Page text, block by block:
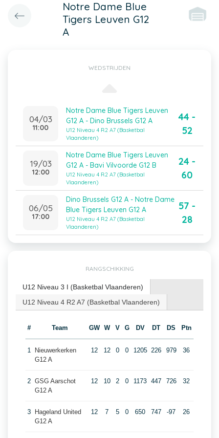
Notre Dame Blue
Tigers Leuven G12
A
WEDSTRIJDEN
04/03
11:00
Notre Dame Blue Tigers Leuven
G12 A - Dino Brussels G12 A
U12 Niveau 4 R2 A7 (Basketbal
Vlaanderen)
44 -
52
19/03
12:00
Notre Dame Blue Tigers Leuven
G12 A - Bavi Vilvoorde G12 B
U12 Niveau 4 R2 A7 (Basketbal
Vlaanderen)
24 -
60
06/05
17:00
Dino Brussels G12 A - Notre Dame
Blue Tigers Leuven G12 A
U12 Niveau 4 R2 A7 (Basketbal
Vlaanderen)
57 -
28
RANGSCHIKKING
U12 Niveau 3 I (Basketbal Vlaanderen)
U12 Niveau 4 R2 A7 (Basketbal Vlaanderen)
# Team GW W V G DV DT DS Ptn
1
Nieuwerkerken
G12 A
12 12 0 0 1205 226 979 36
2 GSG Aarschot
G12 A
12 10 2 0 1173 447 726 32
3
Hageland United
G12 A
12 7 5 0 650 747 -97 26